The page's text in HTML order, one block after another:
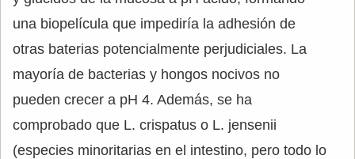
una biopelícula que impediría la adhesión de
otras baterias potencialmente perjudiciales. La
mayoría de bacterias y hongos nocivos no
pueden crecer a pH 4. Además, se ha
comprobado que L. crispatus o L. jensenii
(especies minoritarias en el intestino, pero todo lo